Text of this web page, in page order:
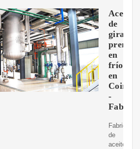
Aceite
de
girasol
en
frío
en
-
de
aceite